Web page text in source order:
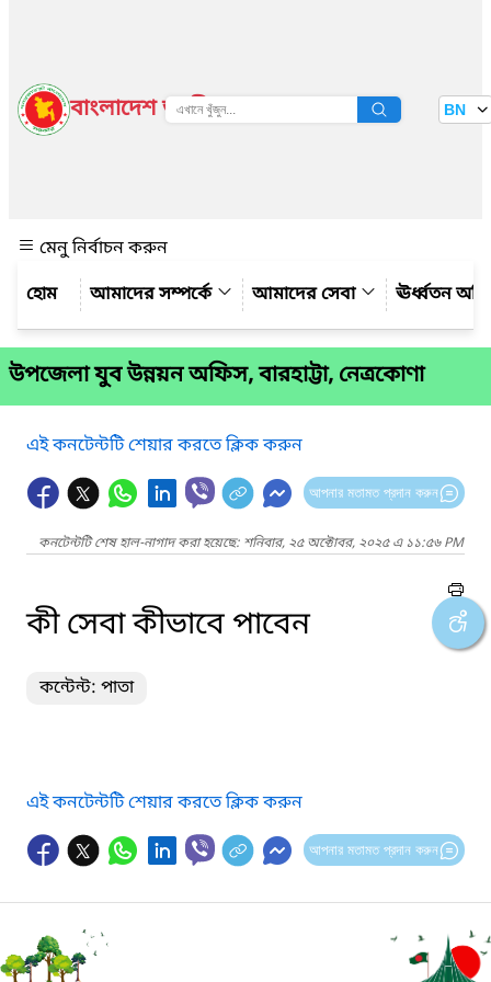
বাংলাদেশ জাতীয় তথ্য বাতায়ন BN
মেনু নির্বাচন করুন
আমাদের সম্পর্কে
আমাদের সেবা ঊর্ধ্বতন
উপজেলা যুব উন্নয়ন অফিস, বারহাট্টা, নেত্রকোণা
এই কনটেন্টটি শেয়ার করতে ক্লিক করুন
আপনার মতামত প্রদান করুন
কনটেন্টটি শেষ হাল-নাগাদ করা হয়েছে: শনিবার, ২৫ অক্টোবর, ২০২৫ এ ১১:৫৬ PM
কী সেবা কীভাবে পাবেন
কন্টেন্ট: পাতা
এই কনটেন্টটি শেয়ার করতে ক্লিক করুন
আপনার মতামত প্রদান করুন